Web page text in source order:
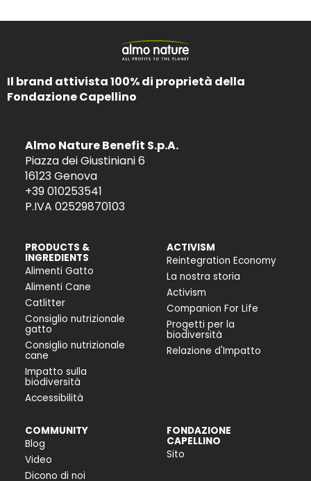
Il brand attivista 100% di proprietà della
Fondazione Capellino
Almo Nature Benefit S.p.A.
Piazza dei Giustiniani 6
16123 Genova
+39 010253541
P.IVA 02529870103
PRODUCTS &
INGREDIENTS
Alimenti Gatto
Alimenti Cane
Catlitter
Consiglio nutrizionale
gatto
Consiglio nutrizionale
cane
Impatto sulla
biodiversità
Accessibilità
ACTIVISM
Reintegration Economy
La nostra storia
Activism
Companion For Life
Progetti per la
biodiversità
Relazione d'Impatto
COMMUNITY
Blog
Video
Dicono di noi
FONDAZIONE
CAPELLINO
Sito